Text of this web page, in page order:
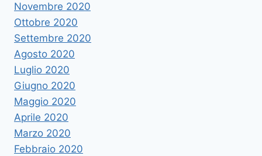
Novembre 2020
Ottobre 2020
Settembre 2020
Agosto 2020
Luglio 2020
Giugno 2020
Maggio 2020
Aprile 2020
Marzo 2020
Febbraio 2020